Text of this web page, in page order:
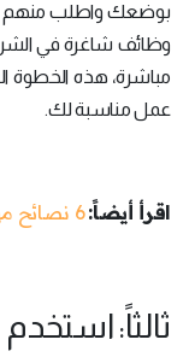
بوضعك واطلب منهم
وظائف شاغرة في
مباشرة، هذه الخطوة
عمل مناسبة لك.
اقرأ أيضاً:6 نصائح مهمة لبناء علاقات إيجابيّة مع الآخرين
ثالثاً: